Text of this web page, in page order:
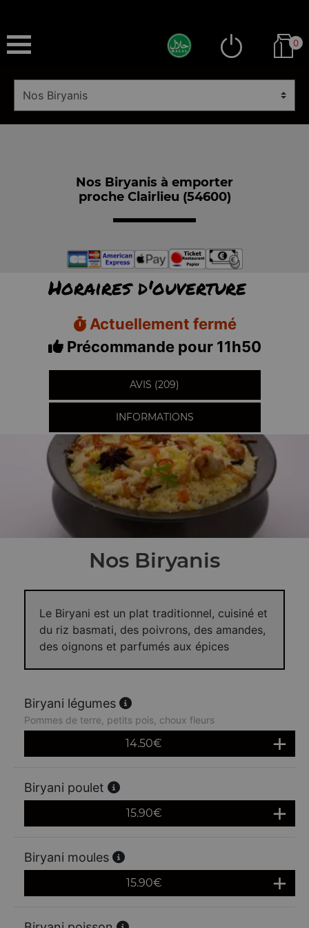
0
Nos Biryanis à emporter
proche Clairlieu (54600)
Horaires d'ouverture
Actuellement fermé
Précommande pour 11h50
AVIS (209)
INFORMATIONS
Nos Biryanis
Le Biryani est un plat traditionnel, cuisiné et
du riz basmati, des poivrons, des amandes,
des oignons et parfumés aux épices
Biryani légumes
Pommes de terre, petits pois, choux fleurs
14.50€
Biryani poulet
15.90€
Biryani moules
15.90€